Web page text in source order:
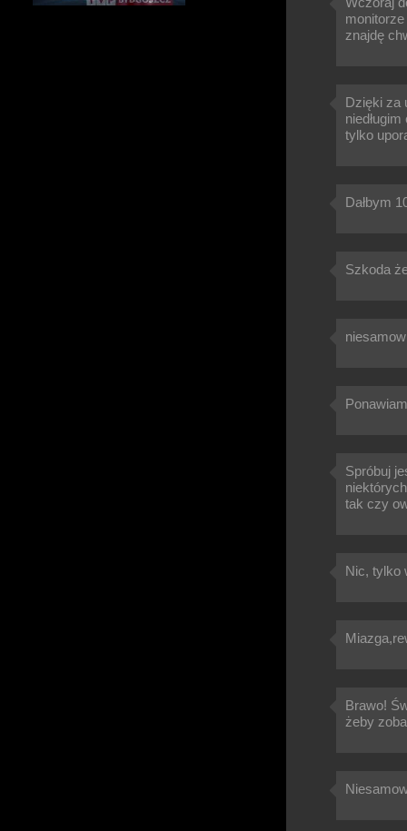
znajdę
Dzięki za
tylko
Dałbym
Szkoda
Spróbuj
tak czy
Nic, tylko
Brawo!
żeby